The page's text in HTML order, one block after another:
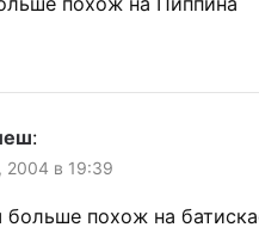
:
2004 в 19:39
больше похож на